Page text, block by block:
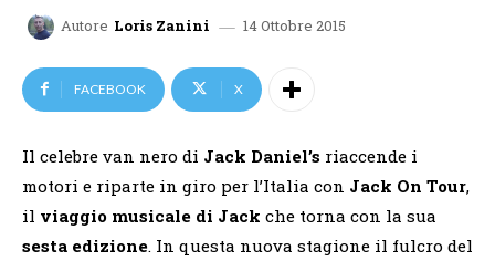
Autore Loris Zanini 14 Ottobre 2015
FACEBOOK X
Il celebre van nero di Jack Daniel’s riaccende i
motori e riparte in giro per l’Italia con Jack On Tour,
il viaggio musicale di Jack che torna con la sua
sesta edizione. In questa nuova stagione il fulcro del